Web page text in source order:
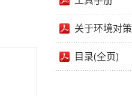
关于环境对策
目录(全页)